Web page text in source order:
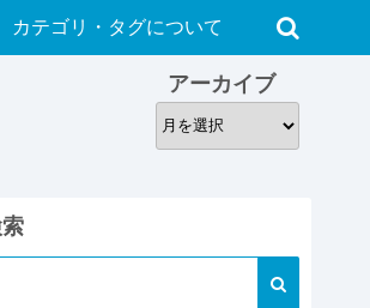
カテゴリ・タグについて
アーカイブ
ア
ー